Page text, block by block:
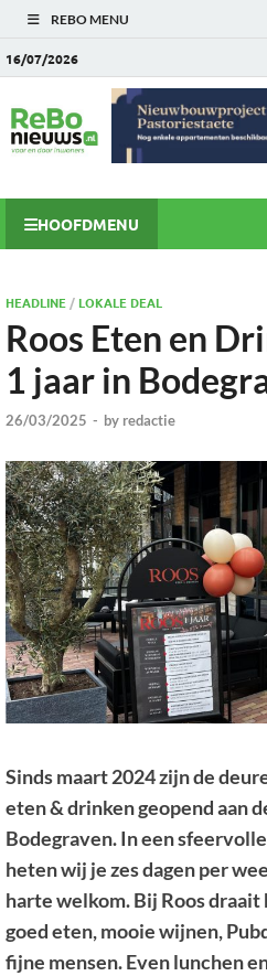
REBO MENU
16/07/2026
HOOFDMENU
HEADLINE/ LOKALE DEAL
Roos Eten en
1 jaar in
26/03/2025 - by redactie
Sinds maart 2024 zijn de
eten & drinken geopend aan
Bodegraven. In een
heten wij je zes dagen per
harte welkom. Bij Roos draait
goed eten, mooie wijnen,
fijne mensen. Even lunchen